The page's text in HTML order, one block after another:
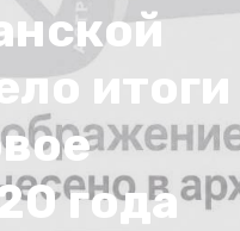
итоги
года